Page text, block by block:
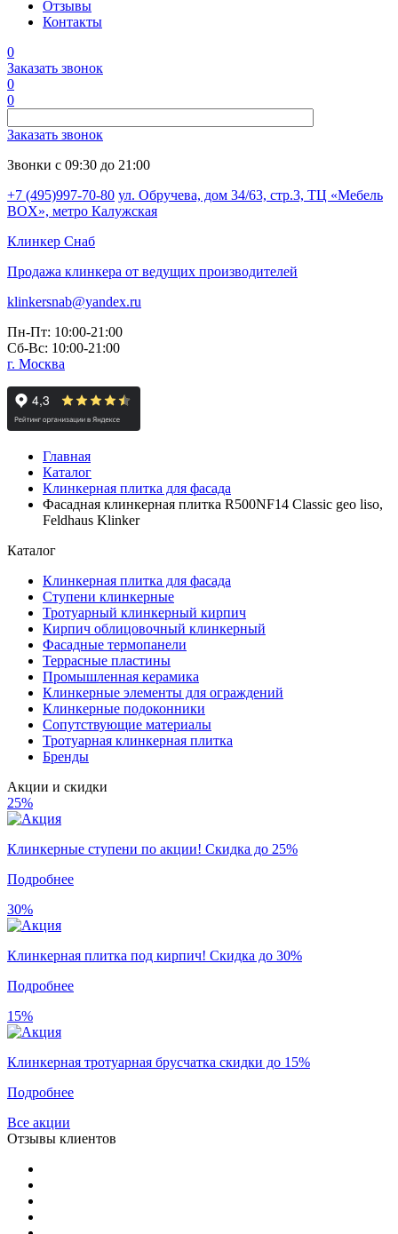
Отзывы
Контакты
0
Заказать звонок
0
0
Заказать звонок
Звонки с 09:30 до 21:00
+7 (495)997-70-80 ул. Обручева, дом 34/63, стр.3, ТЦ «Мебель
BOX», метро Калужская
Клинкер Снаб
Продажа клинкера от ведущих производителей
klinkersnab@yandex.ru
Пн-Пт: 10:00-21:00
Сб-Вс: 10:00-21:00
г. Москва
Главная
Каталог
Клинкерная плитка для фасада
Фасадная клинкерная плитка R500NF14 Classic geo liso,
Feldhaus Klinker
Каталог
Клинкерная плитка для фасада
Ступени клинкерные
Тротуарный клинкерный кирпич
Кирпич облицовочный клинкерный
Фасадные термопанели
Террасные пластины
Промышленная керамика
Клинкерные элементы для ограждений
Клинкерные подоконники
Сопутствующие материалы
Тротуарная клинкерная плитка
Бренды
Акции и скидки
25%
Клинкерные ступени по акции! Скидка до 25%
Подробнее
30%
Клинкерная плитка под кирпич! Скидка до 30%
Подробнее
15%
Клинкерная тротуарная брусчатка скидки до 15%
Подробнее
Все акции
Отзывы клиентов